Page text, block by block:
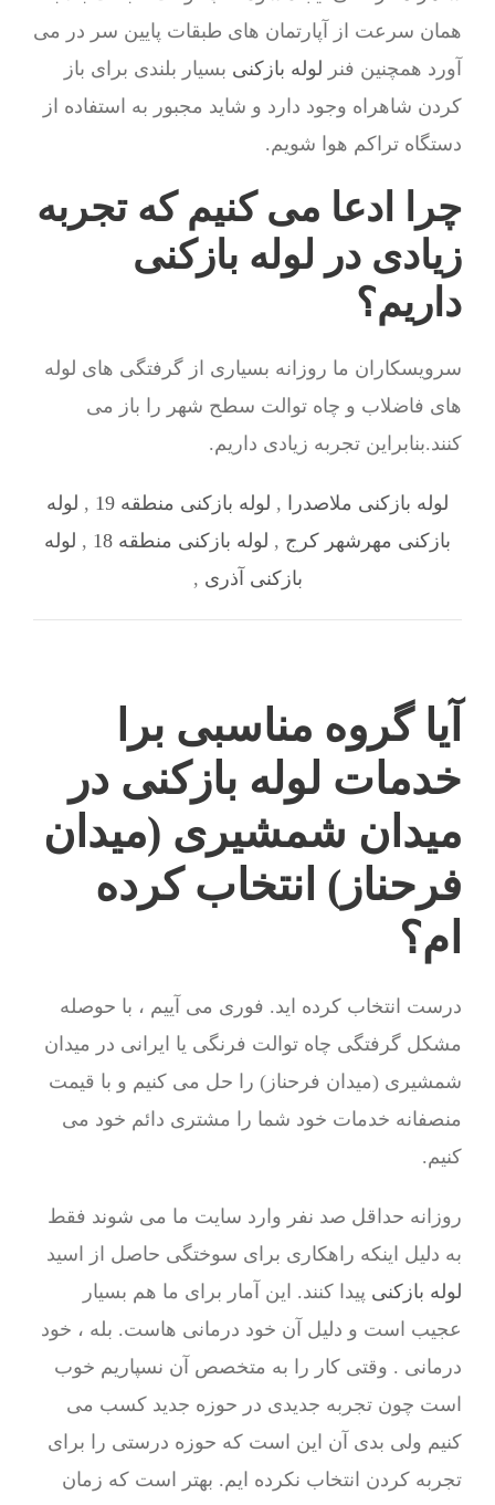
همان سرعت از آپارتمان های طبقات پایین سر در می
آورد همچنین فنر لوله بازکنی بسیار بلندی برای باز
کردن شاهراه وجود دارد و شاید مجبور به استفاده از
دستگاه تراکم هوا شویم.
چرا ادعا می کنیم که تجربه
زیادی در لوله بازکنی
داریم؟
سرویسکاران ما روزانه بسیاری از گرفتگی های لوله
های فاضلاب و چاه توالت سطح شهر را باز می
کنند.بنابراین تجربه زیادی داریم.
لوله بازکنی ملاصدرا , لوله بازکنی منطقه 19 , لوله
بازکنی مهرشهر کرج , لوله بازکنی منطقه 18 , لوله
بازکنی آذری ,
آیا گروه مناسبی برا
خدمات لوله بازکنی در
میدان شمشیری (میدان
فرحناز) انتخاب کرده
ام؟
درست انتخاب کرده اید. فوری می آییم ، با حوصله
مشکل گرفتگی چاه توالت فرنگی یا ایرانی در میدان
شمشیری (میدان فرحناز) را حل می کنیم و با قیمت
منصفانه خدمات خود شما را مشتری دائم خود می
کنیم.
روزانه حداقل صد نفر وارد سایت ما می شوند فقط
به دلیل اینکه راهکاری برای سوختگی حاصل از اسید
لوله بازکنی پیدا کنند. این آمار برای ما هم بسیار
عجیب است و دلیل آن خود درمانی هاست. بله ، خود
درمانی . وقتی کار را به متخصص آن نسپاریم خوب
است چون تجربه جدیدی در حوزه جدید کسب می
کنیم ولی بدی آن این است که حوزه درستی را برای
تجربه کردن انتخاب نکرده ایم. بهتر است که زمان